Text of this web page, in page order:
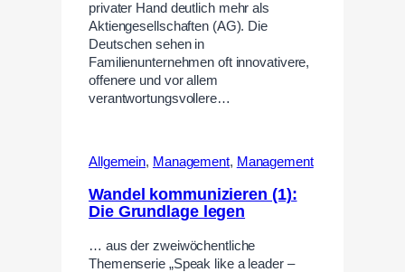
privater Hand deutlich mehr als
Aktiengesellschaften (AG). Die
Deutschen sehen in
Familienunternehmen oft innovativere,
offenere und vor allem
verantwortungsvollere…
Allgemein, Management, Management
Wandel kommunizieren (1):
Die Grundlage legen
… aus der zweiwöchentliche
Themenserie „Speak like a leader –